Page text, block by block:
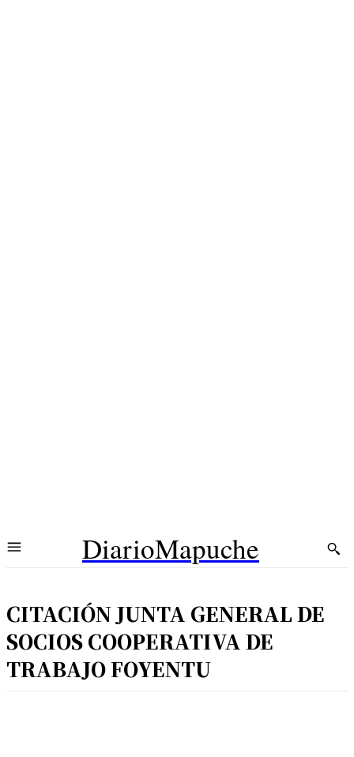
DiarioMapuche
CITACIÓN JUNTA GENERAL DE
SOCIOS COOPERATIVA DE
TRABAJO FOYENTU